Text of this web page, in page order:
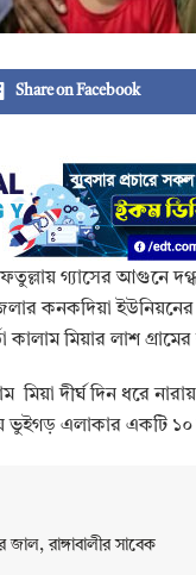
Share on Facebook
গ্যাসের আগুনে
কনকদিয়া
মিয়ার লাশ
মিয়া দীর্ঘ দিন ধরে
ভুইগড় এলাকার একটি
জাল, রাঙ্গাবালীর সাবেক